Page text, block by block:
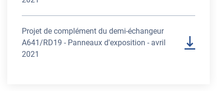
Projet de complément du demi-échangeur
A641/RD19 - Panneaux d'exposition - avril
2021